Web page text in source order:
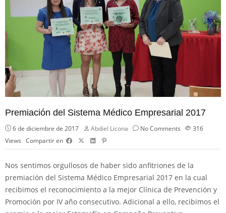
Premiación del Sistema Médico Empresarial 2017
6 de diciembre de 2017 Abdiel Licona No Comments
316
Views Compartir en
Nos sentimos orgullosos de haber sido anfitriones de la
premiación del Sistema Médico Empresarial 2017 en la cual
recibimos el reconocimiento a la mejor Clínica de Prevención y
Promoción por IV año consecutivo. Adicional a ello, recibimos el